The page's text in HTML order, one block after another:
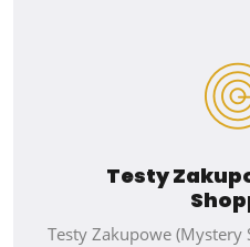
Testy
Testy Zakupowe (Mystery